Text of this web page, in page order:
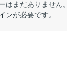
はまだありません。
ンが必要です。